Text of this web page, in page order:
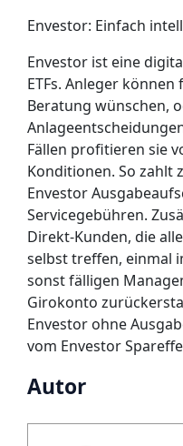
Envestor: Einfach
Envestor ist eine
ETFs. Anleger
Beratung wünschen,
Fällen profitieren sie
Konditionen. So zahlt
Envestor
Servicegebühren.
Direkt-Kunden, die
selbst treffen, einmal
sonst fälligen
Girokonto
Envestor ohne
vom Envestor
Autor